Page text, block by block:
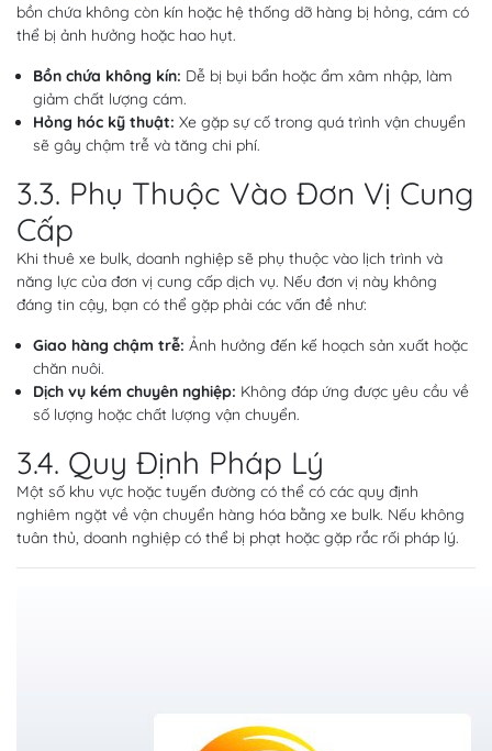
bồn chứa không còn kín hoặc hệ thống dỡ hàng bị hỏng, cám có
thể bị ảnh hưởng hoặc hao hụt.
Bồn chứa không kín: Dễ bị bụi bẩn hoặc ẩm xâm nhập, làm
giảm chất lượng cám.
Hỏng hóc kỹ thuật: Xe gặp sự cố trong quá trình vận chuyển
sẽ gây chậm trễ và tăng chi phí.
3.3. Phụ Thuộc Vào Đơn Vị Cung
Cấp
Khi thuê xe bulk, doanh nghiệp sẽ phụ thuộc vào lịch trình và
năng lực của đơn vị cung cấp dịch vụ. Nếu đơn vị này không
đáng tin cậy, bạn có thể gặp phải các vấn đề như:
Giao hàng chậm trễ: Ảnh hưởng đến kế hoạch sản xuất hoặc
chăn nuôi.
Dịch vụ kém chuyên nghiệp: Không đáp ứng được yêu cầu về
số lượng hoặc chất lượng vận chuyển.
3.4. Quy Định Pháp Lý
Một số khu vực hoặc tuyến đường có thể có các quy định
nghiêm ngặt về vận chuyển hàng hóa bằng xe bulk. Nếu không
tuân thủ, doanh nghiệp có thể bị phạt hoặc gặp rắc rối pháp lý.